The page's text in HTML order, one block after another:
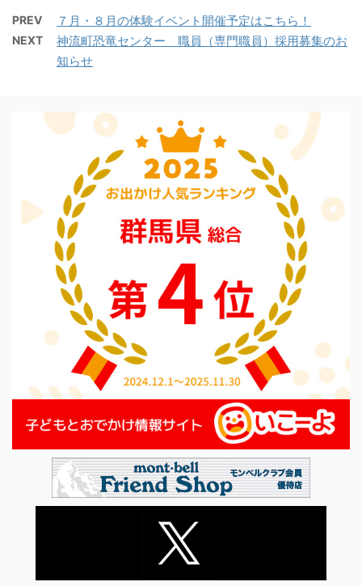
PREV ７月・８月の体験イベント開催予定はこちら！
NEXT
神流町恐竜センター 職員（専門職員）採用募集のお
知らせ